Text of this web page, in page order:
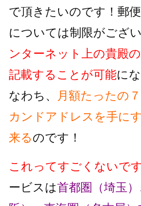
で頂きたいのです！郵
については制限がござい
ンターネット上の貴殿
記載することが可能に
なわち、
月額たったの
カンドアドレスを手に
来るのです！
これってすごくないで
ービスは首都圏（埼玉